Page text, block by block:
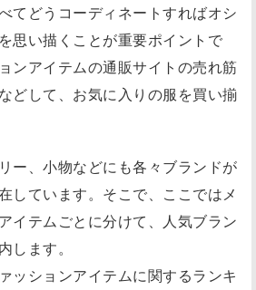
てどうコーディネートすればオシ
思い描くことが重要ポイントで
ンアイテムの通販サイトの売れ筋
どして、お気に入りの服を買い揃
ー、小物などにも各々ブランドが
しています。そこで、ここではメ
イテムごとに分けて、人気ブラン
します。
ッションアイテムに関するランキ